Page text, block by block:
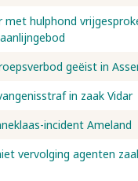
met hulphond
geëist in
in zaak Vidar
incident Ameland
vervolging agenten